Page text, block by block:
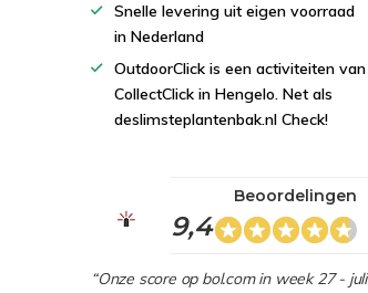
Snelle levering uit eigen voorraad
in Nederland
OutdoorClick is een activiteiten van
CollectClick in Hengelo. Net als
deslimsteplantenbak.nl Check!
9,4
Beoordelingen
“Onze score op bol.com in week 27 - juli